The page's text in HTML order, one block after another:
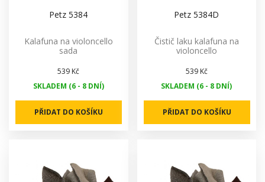
Petz 5384
Kalafuna na violoncello
sada
539 Kč
SKLADEM (6 - 8 DNÍ)
PŘIDAT DO KOŠÍKU
Petz 5384D
Čistič laku kalafuna na
violoncello
539 Kč
SKLADEM (6 - 8 DNÍ)
PŘIDAT DO KOŠÍKU